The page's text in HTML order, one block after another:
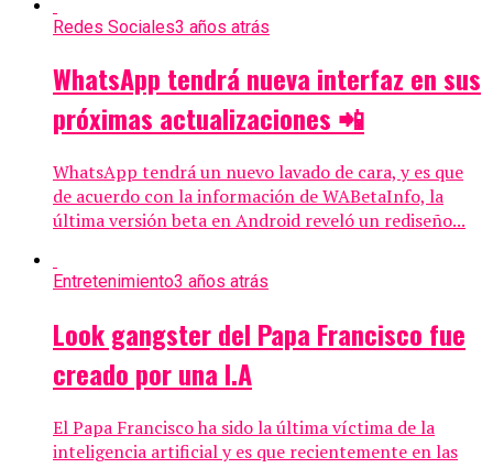
Redes Sociales3 años atrás
WhatsApp tendrá nueva interfaz en sus
próximas actualizaciones 📲
WhatsApp tendrá un nuevo lavado de cara, y es que
de acuerdo con la información de WABetaInfo, la
última versión beta en Android reveló un rediseño...
Entretenimiento3 años atrás
Look gangster del Papa Francisco fue
creado por una I.A
El Papa Francisco ha sido la última víctima de la
inteligencia artificial y es que recientemente en las